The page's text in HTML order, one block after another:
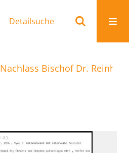
Detailsuche
Nachlass Bischof Dr.